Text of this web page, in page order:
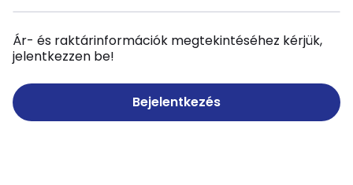
Ár- és raktárinformációk megtekintéséhez kérjük,
jelentkezzen be!
Bejelentkezés